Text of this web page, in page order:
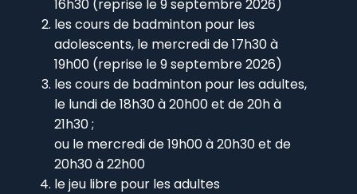
16h30 (reprise le 9 septembre 2026)
les cours de badminton pour les
adolescents, le mercredi de 17h30 à
19h00 (reprise le 9 septembre 2026)
les cours de badminton pour les adultes,
le lundi de 18h30 à 20h00 et de 20h à
21h30 ;
ou le mercredi de 19h00 à 20h30 et de
20h30 à 22h00
le jeu libre pour les adultes